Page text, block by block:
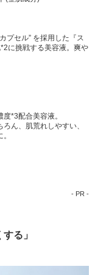
プセル” を採用した『ス
に挑戦する美容液。爽や
*3配合美容液。
ん、肌荒れしやすい、
- PR -
る」